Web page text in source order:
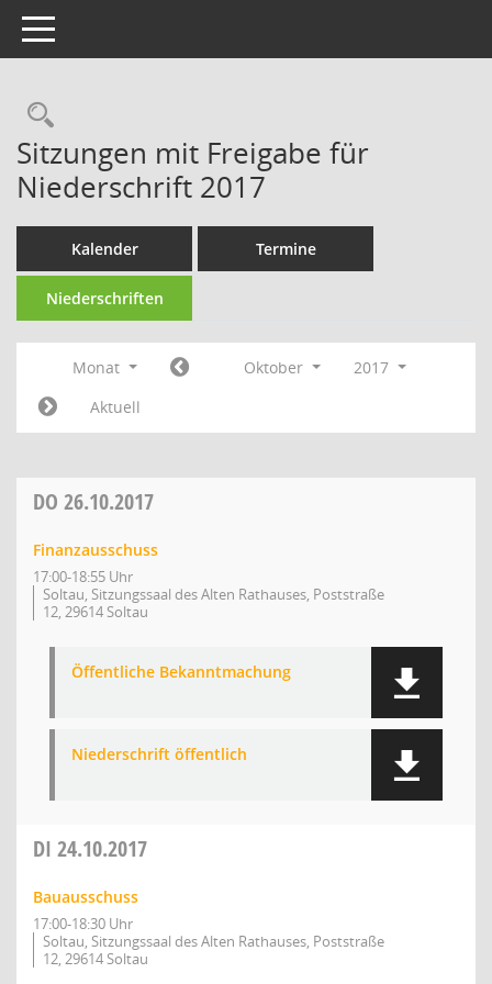
Toggle navigation
Rechercheauswahl
Sitzungen mit Freigabe für
Niederschrift 2017
Kalender Termine
Niederschriften
Monat Oktober
2017
Aktuell
DO 26.10.2017
Finanzausschuss
17:00-18:55 Uhr
Soltau, Sitzungssaal des Alten Rathauses, Poststraße
12, 29614 Soltau
Öffentliche Bekanntmachung
Niederschrift öffentlich
DI 24.10.2017
Bauausschuss
17:00-18:30 Uhr
Soltau, Sitzungssaal des Alten Rathauses, Poststraße
12, 29614 Soltau